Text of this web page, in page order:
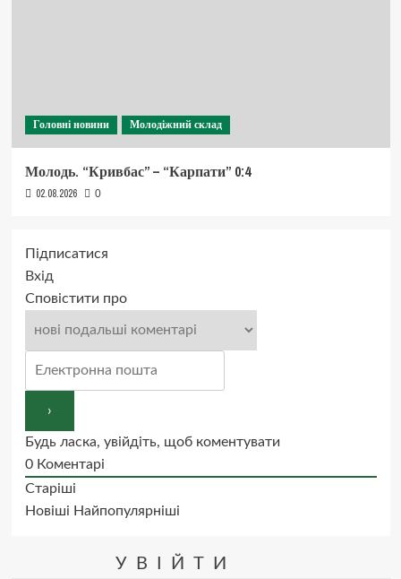
Головні новини Молодіжний склад
Молодь. “Кривбас” – “Карпати” 0:4
02.08.2026 0
Підписатися
Вхід
Сповістити про
Будь ласка, увійдіть, щоб коментувати
0Коментарі
Старіші
Новіші Найпопулярніші
УВІЙТИ